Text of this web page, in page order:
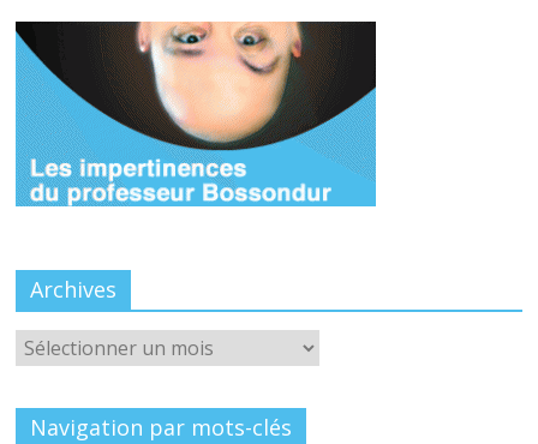
Archives
Archives
Navigation par mots-clés